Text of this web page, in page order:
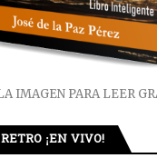
IMAGEN PARA LEER
¡EN VIVO!